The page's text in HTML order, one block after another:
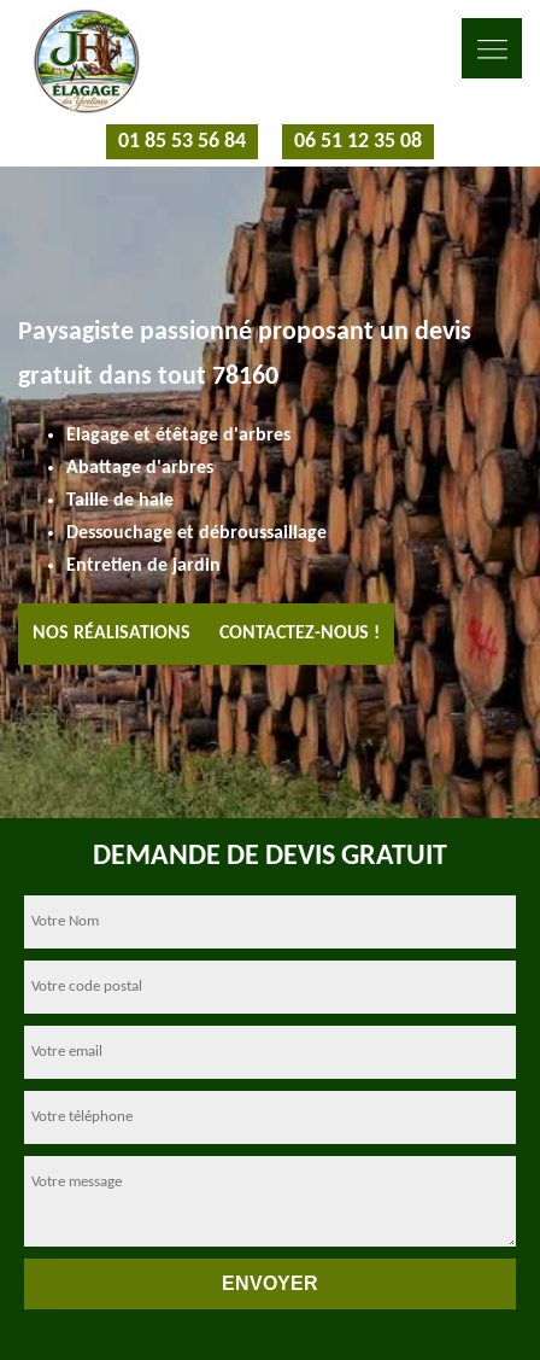
01 85 53 56 84 06 51 12 35 08
Paysagiste passionné proposant un devis
gratuit dans tout 78160
Elagage et étêtage d'arbres
Abattage d'arbres
Taille de haie
Dessouchage et débroussaillage
Entretien de jardin
NOS RÉALISATIONS CONTACTEZ-NOUS !
DEMANDE DE DEVIS GRATUIT